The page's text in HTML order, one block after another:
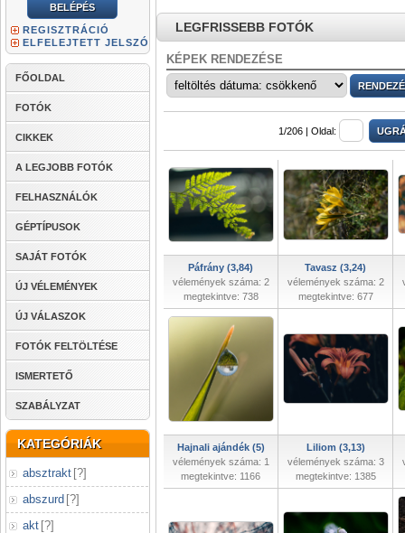
REGISZTRÁCIÓ
ELFELEJTETT JELSZÓ
FŐOLDAL
FOTÓK
CIKKEK
A LEGJOBB FOTÓK
FELHASZNÁLÓK
GÉPTÍPUSOK
SAJÁT FOTÓK
ÚJ VÉLEMÉNYEK
ÚJ VÁLASZOK
FOTÓK FELTÖLTÉSE
ISMERTETŐ
SZABÁLYZAT
KATEGÓRIÁK
absztrakt [?]
abszurd [?]
akt [?]
LEGFRISSEBB FOTÓK
KÉPEK RENDEZÉSE
1/206 | Oldal:
Páfrány (3,84)
vélemények száma: 2
megtekintve: 738
Tavasz (3,24)
vélemények száma: 2
megtekintve: 677
Hajnali ajándék (5)
vélemények száma: 1
megtekintve: 1166
Liliom (3,13)
vélemények száma: 3
megtekintve: 1385